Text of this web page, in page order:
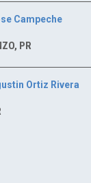
Campeche
PR
Ortiz Rivera